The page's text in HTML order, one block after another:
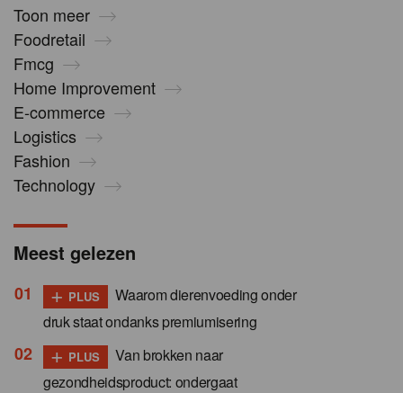
Toon meer
Foodretail
Fmcg
Home Improvement
E-commerce
Logistics
Fashion
Technology
Meest gelezen
+ PLUS
Waarom dierenvoeding onder
druk staat ondanks premiumisering
+ PLUS
Van brokken naar
gezondheidsproduct: ondergaat